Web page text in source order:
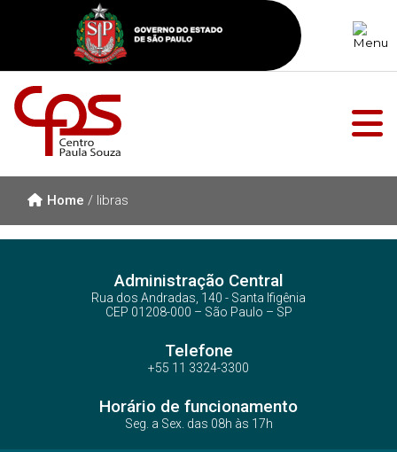
Home / libras
Administração Central
Rua dos Andradas, 140 - Santa Ifigênia
CEP 01208-000 – São Paulo – SP
Telefone
+55 11 3324-3300
Horário de funcionamento
Seg. a Sex. das 08h às 17h